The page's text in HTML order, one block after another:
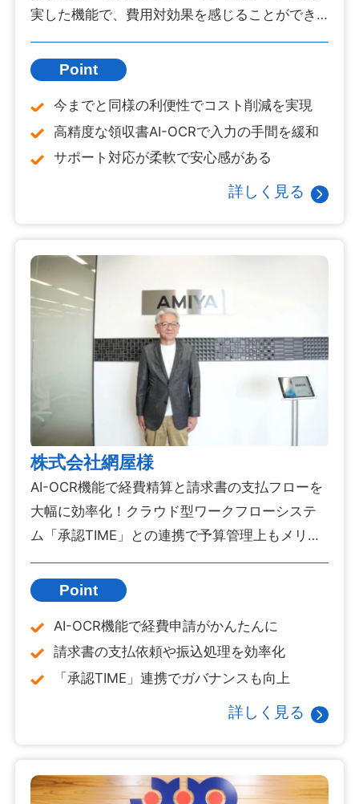
実した機能で、費用対効果を感じることができ
ました。
Point
今までと同様の利便性でコスト削減を実現
高精度な領収書AI-OCRで入力の手間を緩和
サポート対応が柔軟で安心感がある
詳しく見る
株式会社網屋様
AI-OCR機能で経費精算と請求書の支払フローを
大幅に効率化！クラウド型ワークフローシステ
ム「承認TIME」との連携で予算管理上もメリッ
トを実感。
Point
AI-OCR機能で経費申請がかんたんに
請求書の支払依頼や振込処理を効率化
「承認TIME」連携でガバナンスも向上
詳しく見る